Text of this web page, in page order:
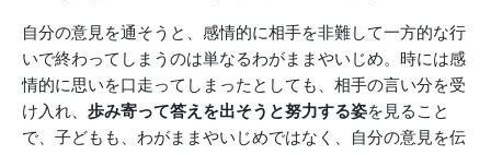
自分の意見を通そうと、感情的に相手を非難して一方的な行
いで終わってしまうのは単なるわがままやいじめ。時には感
情的に思いを口走ってしまったとしても、相手の言い分を受
け入れ、 歩み寄って答えを出そうと努力する姿を見ること
で、子どもも、わがままやいじめではなく、自分の意見を伝